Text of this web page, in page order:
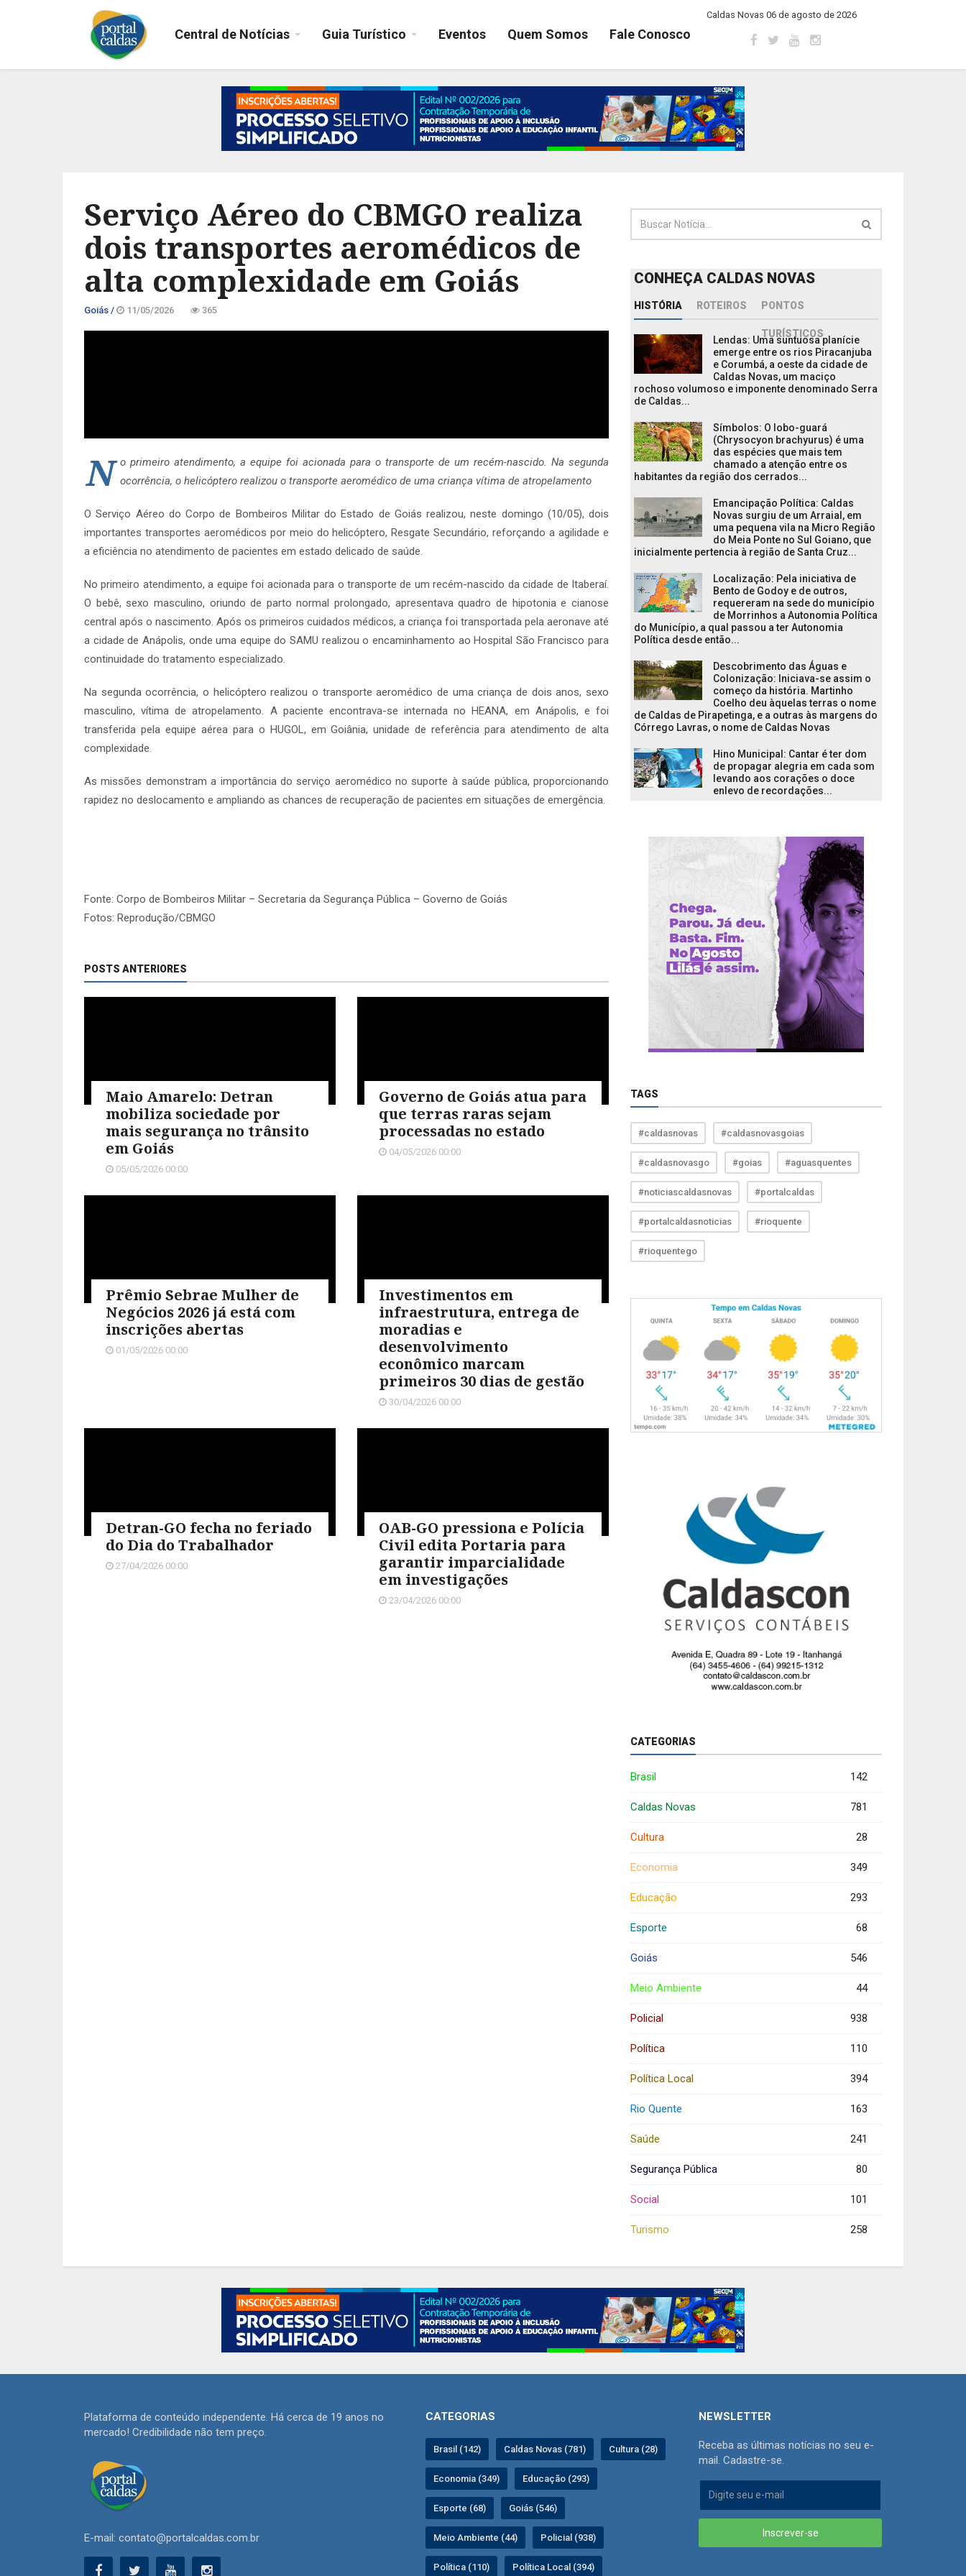
Central de Notícias Guia Turístico Eventos Quem Somos Fale Conosco
Caldas Novas 06 de agosto de 2026
Serviço Aéreo do CBMGO realiza
dois transportes aeromédicos de
alta complexidade em Goiás
Goiás / 11/05/2026 365
N o primeiro atendimento, a equipe foi acionada para o transporte de um recém-nascido. Na segunda
ocorrência, o helicóptero realizou o transporte aeromédico de uma criança vítima de atropelamento
O Serviço Aéreo do Corpo de Bombeiros Militar do Estado de Goiás realizou, neste domingo (10/05), dois
importantes transportes aeromédicos por meio do helicóptero, Resgate Secundário, reforçando a agilidade e
a eficiência no atendimento de pacientes em estado delicado de saúde.
No primeiro atendimento, a equipe foi acionada para o transporte de um recém-nascido da cidade de Itaberaí.
O bebê, sexo masculino, oriundo de parto normal prolongado, apresentava quadro de hipotonia e cianose
central após o nascimento. Após os primeiros cuidados médicos, a criança foi transportada pela aeronave até
a cidade de Anápolis, onde uma equipe do SAMU realizou o encaminhamento ao Hospital São Francisco para
continuidade do tratamento especializado.
Na segunda ocorrência, o helicóptero realizou o transporte aeromédico de uma criança de dois anos, sexo
masculino, vítima de atropelamento. A paciente encontrava-se internada no HEANA, em Anápolis, e foi
transferida pela equipe aérea para o HUGOL, em Goiânia, unidade de referência para atendimento de alta
complexidade.
As missões demonstram a importância do serviço aeromédico no suporte à saúde pública, proporcionando
rapidez no deslocamento e ampliando as chances de recuperação de pacientes em situações de emergência.
Fonte: Corpo de Bombeiros Militar – Secretaria da Segurança Pública – Governo de Goiás
Fotos: Reprodução/CBMGO
POSTS ANTERIORES
Maio Amarelo: Detran
mobiliza sociedade por
mais segurança no trânsito
em Goiás
05/05/2026 00:00
Governo de Goiás atua para
que terras raras sejam
processadas no estado
04/05/2026 00:00
Prêmio Sebrae Mulher de
Negócios 2026 já está com
inscrições abertas
01/05/2026 00:00
Investimentos em
infraestrutura, entrega de
moradias e
desenvolvimento
econômico marcam
primeiros 30 dias de gestão
30/04/2026 00:00
Detran-GO fecha no feriado
do Dia do Trabalhador
27/04/2026 00:00
OAB-GO pressiona e Polícia
Civil edita Portaria para
garantir imparcialidade
em investigações
23/04/2026 00:00
CONHEÇA CALDAS NOVAS
HISTÓRIA ROTEIROS PONTOS
TURÍSTICOS
Lendas: Uma suntuosa planície
emerge entre os rios Piracanjuba
e Corumbá, a oeste da cidade de
Caldas Novas, um maciço
rochoso volumoso e imponente denominado Serra
de Caldas...
Símbolos: O lobo-guará
(Chrysocyon brachyurus) é uma
das espécies que mais tem
chamado a atenção entre os
habitantes da região dos cerrados...
Emancipação Política: Caldas
Novas surgiu de um Arraial, em
uma pequena vila na Micro Região
do Meia Ponte no Sul Goiano, que
inicialmente pertencia à região de Santa Cruz...
Localização: Pela iniciativa de
Bento de Godoy e de outros,
requereram na sede do município
de Morrinhos a Autonomia Política
do Município, a qual passou a ter Autonomia
Política desde então...
Descobrimento das Águas e
Colonização: Iniciava-se assim o
começo da história. Martinho
Coelho deu àquelas terras o nome
de Caldas de Pirapetinga, e a outras às margens do
Córrego Lavras, o nome de Caldas Novas
Hino Municipal: Cantar é ter dom
de propagar alegria em cada som
levando aos corações o doce
enlevo de recordações...
TAGS
#caldasnovas #caldasnovasgoias
#caldasnovasgo #goias #aguasquentes
#noticiascaldasnovas #portalcaldas
#portalcaldasnoticias #rioquente
#rioquentego
CATEGORIAS
Brasil 142
Caldas Novas 781
Cultura 28
Economia 349
Educação 293
Esporte 68
Goiás 546
Meio Ambiente 44
Policial 938
Política 110
Política Local 394
Rio Quente 163
Saúde 241
Segurança Pública 80
Social 101
Turismo 258
Plataforma de conteúdo independente. Há cerca de 19 anos no
mercado! Credibilidade não tem preço.
E-mail: contato@portalcaldas.com.br
CATEGORIAS
Brasil (142) Caldas Novas (781) Cultura (28)
Economia (349) Educação (293)
Esporte (68) Goiás (546)
Meio Ambiente (44) Policial (938)
Política (110) Política Local (394)
NEWSLETTER
Receba as últimas notícias no seu e-
mail. Cadastre-se.
Inscrever-se